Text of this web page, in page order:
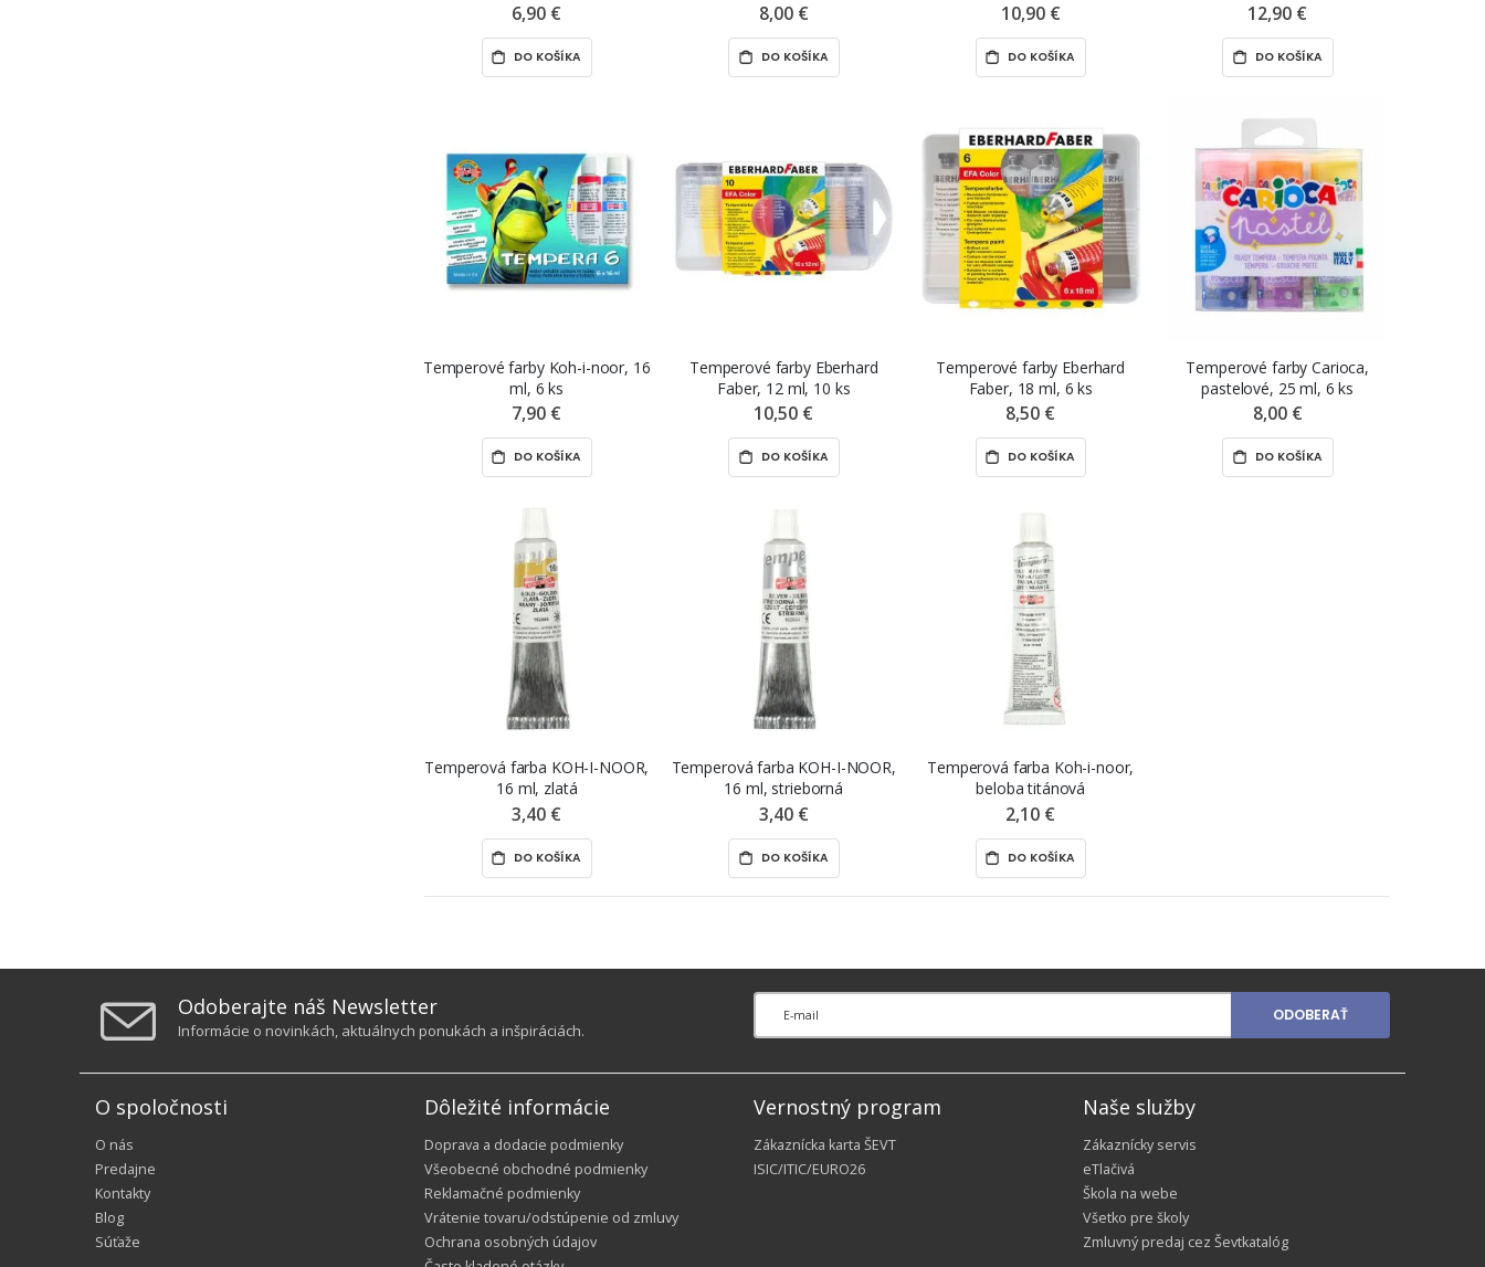
6,90 €
DO KOŠÍKA
8,00 €
DO KOŠÍKA
10,90 €
DO KOŠÍKA
12,90 €
DO KOŠÍKA
Temperové farby Koh-i-noor, 16
ml, 6 ks
7,90 €
DO KOŠÍKA
Temperové farby Eberhard
Faber, 12 ml, 10 ks
10,50 €
DO KOŠÍKA
Temperové farby Eberhard
Faber, 18 ml, 6 ks
8,50 €
DO KOŠÍKA
Temperové farby Carioca,
pastelové, 25 ml, 6 ks
8,00 €
DO KOŠÍKA
Temperová farba KOH-I-NOOR,
16 ml, zlatá
3,40 €
DO KOŠÍKA
Temperová farba KOH-I-NOOR,
16 ml, strieborná
3,40 €
DO KOŠÍKA
Temperová farba Koh-i-noor,
beloba titánová
2,10 €
DO KOŠÍKA
Odoberajte náš Newsletter
Informácie o novinkách, aktuálnych ponukách a inšpiráciách.
ODOBERAŤ
O spoločnosti
O nás
Predajne
Kontakty
Blog
Súťaže
Dôležité informácie
Doprava a dodacie podmienky
Všeobecné obchodné podmienky
Reklamačné podmienky
Vrátenie tovaru/odstúpenie od zmluvy
Ochrana osobných údajov
Vernostný program
Zákaznícka karta ŠEVT
ISIC/ITIC/EURO26
Naše služby
Zákaznícky servis
eTlačivá
Škola na webe
Všetko pre školy
Zmluvný predaj cez Ševtkatalóg